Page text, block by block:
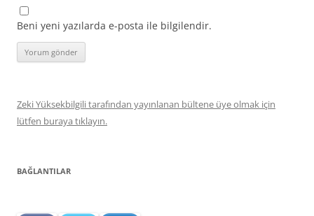
Beni yeni yazılarda e-posta ile bilgilendir.
Zeki Yüksekbilgili tarafından yayınlanan bültene üye olmak için
lütfen buraya tıklayın.
BAĞLANTILAR